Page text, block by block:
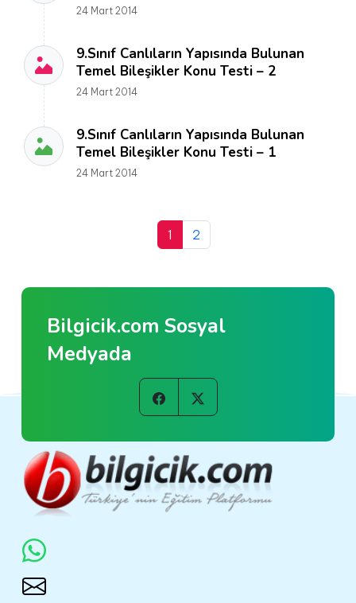
24 Mart 2014
9.Sınıf Canlıların Yapısında Bulunan
Temel Bileşikler Konu Testi – 2
24 Mart 2014
9.Sınıf Canlıların Yapısında Bulunan
Temel Bileşikler Konu Testi – 1
24 Mart 2014
1 2
Bilgicik.com Sosyal
Medyada